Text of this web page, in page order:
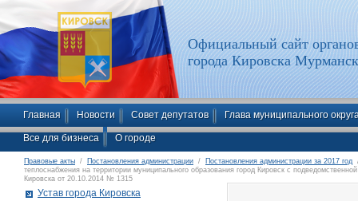
Официальный сайт
города Кировска
Главная Новости Совет депутатов Глава муниципального
Все для бизнеса О городе
Правовые акты / Постановления администрации / Постановления администрации за 2017 год
теплоснабжения на территории муниципального образования город Кировск с
Кировска от 20.10.2014 № 1315
Устав города Кировска